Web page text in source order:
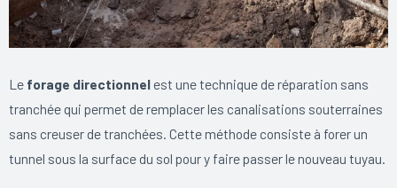
Le forage directionnelest une technique de réparation sans
tranchée qui permet de remplacer les canalisations souterraines
sans creuser de tranchées. Cette méthode consiste à forer un
tunnel sous la surface du sol pour y faire passer le nouveau tuyau.